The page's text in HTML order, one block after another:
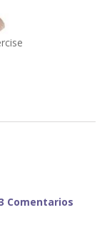
Comentarios